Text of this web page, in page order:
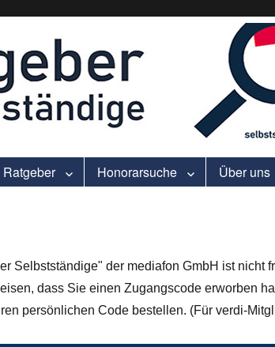
– praxisnah und individuell.
Ratgeber Honorarsuche Über uns
Selbstständige" der mediafon GmbH ist nicht
dass Sie einen Zugangscode erworben
persönlichen Code bestellen. (Für verdi-